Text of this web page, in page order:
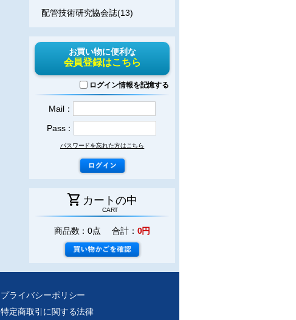
配管技術研究協会誌(13)
お買い物に便利な
会員登録はこちら
ログイン情報を記憶する
Mail：
Pass：
パスワードを忘れた方はこちら
shopping_cart カートの中
CART
商品数：0点 合計： 0円
プライバシーポリシー
特定商取引に関する法律